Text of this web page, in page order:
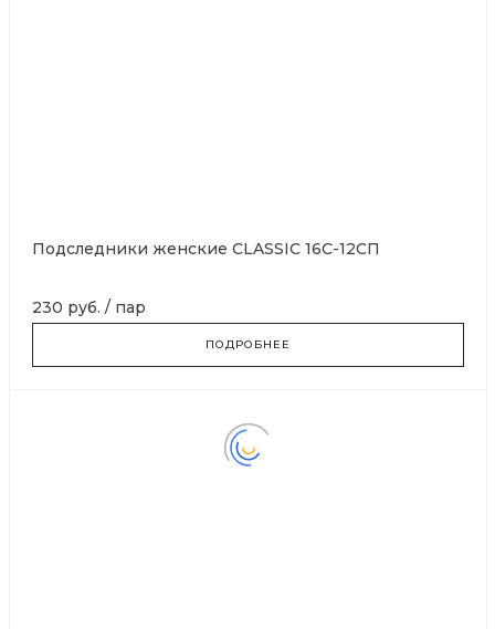
Подследники женские CLASSIC 16С-12СП
230 руб. / пар
ПОДРОБНЕЕ